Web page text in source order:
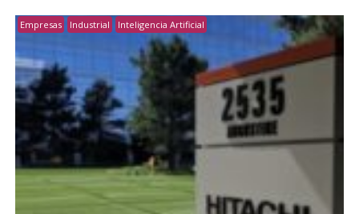
Empresas Industrial Inteligencia Artificial